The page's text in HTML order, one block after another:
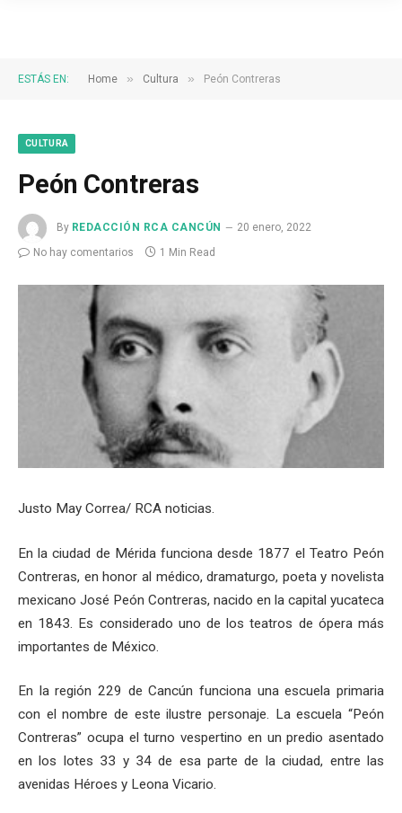
ESTÁS EN: Home » Cultura » Peón Contreras
CULTURA
Peón Contreras
By REDACCIÓN RCA CANCÚN
20 enero, 2022
No hay comentarios
1 Min Read
Justo May Correa/ RCA noticias.
En la ciudad de Mérida funciona desde 1877 el Teatro Peón
Contreras, en honor al médico, dramaturgo, poeta y novelista
mexicano José Peón Contreras, nacido en la capital yucateca
en 1843. Es considerado uno de los teatros de ópera más
importantes de México.
En la región 229 de Cancún funciona una escuela primaria
con el nombre de este ilustre personaje. La escuela “Peón
Contreras” ocupa el turno vespertino en un predio asentado
en los lotes 33 y 34 de esa parte de la ciudad, entre las
avenidas Héroes y Leona Vicario.